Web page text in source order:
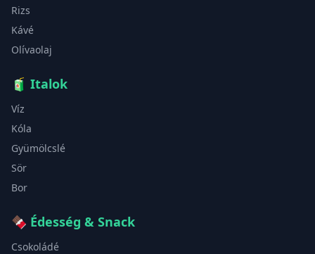
Rizs
Kávé
Olívaolaj
🧃 Italok
Víz
Kóla
Gyümölcslé
Sör
Bor
🍫 Édesség & Snack
Csokoládé